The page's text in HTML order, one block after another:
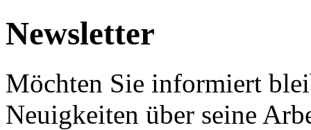
Newsletter
Möchten Sie informiert
Neuigkeiten über seine